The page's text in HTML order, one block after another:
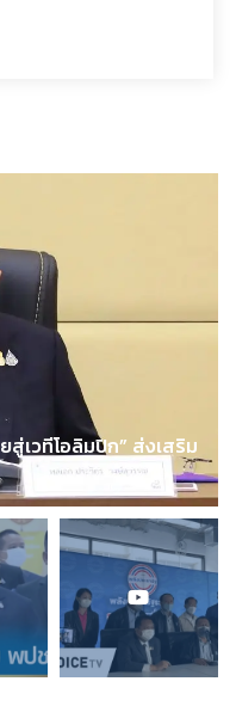
เวทีโอลิมปิก” ส่งเสริม